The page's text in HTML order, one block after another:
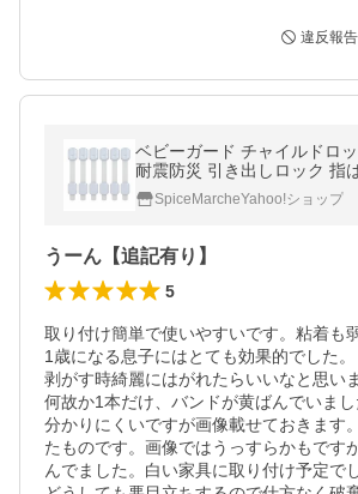
違反報告
ベビーガード チャイルドロ
耐震防災 引き出しロック 指
防止 赤ちゃんガード 扉ロッ
ロック
SpiceMarcheYahoo!ショップ
うーん【追記有り】
5
取り付け簡単で使いやすいです。粘着も
1歳になる息子にはとても効果的でした。
剥がす時綺麗にはがれたらいいなと思いま
何故か1本だけ、バンドが黄ばんでいまし
分かりにくいですが画像載せておきます
たものです。画像ではうっすらかもです
んでました。白い家具に取り付け予定で